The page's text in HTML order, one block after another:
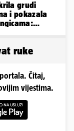
grudi
i pokazala
ruke
Čitaj,
vijestima.